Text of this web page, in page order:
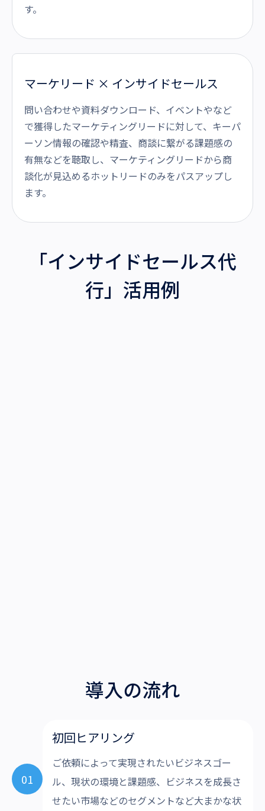
す。
マーケリード × インサイドセールス
問い合わせや資料ダウンロード、イベントやなど
で獲得したマーケティングリードに対して、キーパ
ーソン情報の確認や精査、商談に繋がる課題感の
有無などを聴取し、マーケティングリードから商
談化が見込めるホットリードのみをパスアップし
ます。
「インサイドセールス代
行」活用例
導入の流れ
01
初回ヒアリング
ご依頼によって実現されたいビジネスゴー
ル、現状の環境と課題感、ビジネスを成長さ
せたい市場などのセグメントなど大まかな状